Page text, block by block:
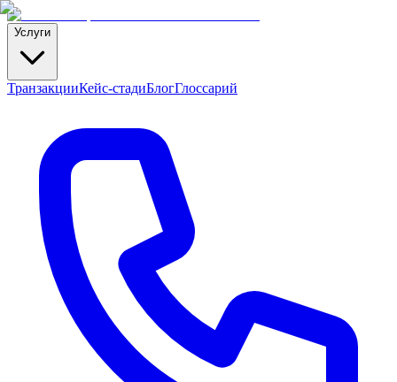
Услуги
ТранзакцииКейс-стадиБлогГлоссарий